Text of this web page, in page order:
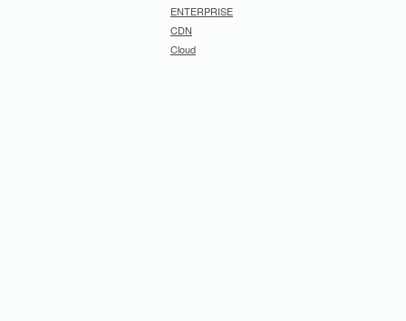
ENTERPRISE
CDN
Cloud